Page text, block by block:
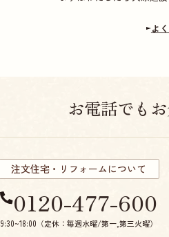
よ
お電話でも
注文住宅・リフォームについて
0120-477-600
9:30~18:00（定休：毎週水曜/第一,第三火曜）